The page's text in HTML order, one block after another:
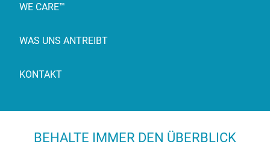
WE CARE™
WAS UNS ANTREIBT
KONTAKT
BEHALTE IMMER DEN ÜBERBLICK